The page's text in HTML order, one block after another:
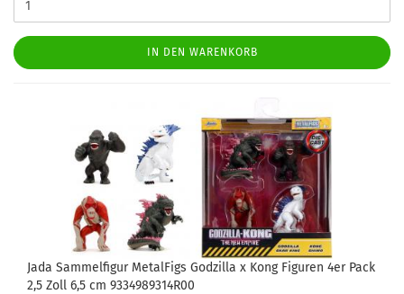
IN DEN WARENKORB
Jada Sammelfigur MetalFigs Godzilla x Kong Figuren 4er Pack
2,5 Zoll 6,5 cm 9334989314R00